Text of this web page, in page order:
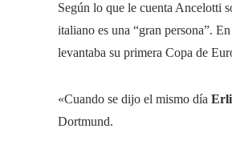
Según lo que le cuenta Ancelotti
italiano es una “gran persona”.
levantaba su primera Copa de
«Cuando se dijo el mismo día
Dortmund.